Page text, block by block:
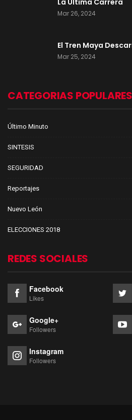
La Última Carrera
Mar 26, 2024
El Tren Maya
Mar 25, 2024
CATEGORIAS POPULARES
Último Minuto
SINTESIS
SEGURIDAD
Reportajes
Nuevo León
ELECCIONES 2018
REDES SOCIALES
Facebook
Likes
Google+
Followers
Instagram
Followers